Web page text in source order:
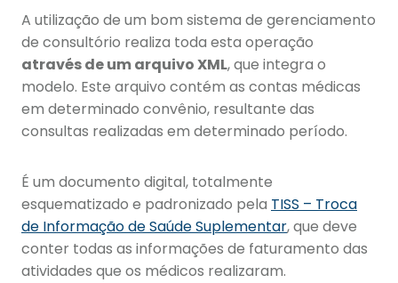
A utilização de um bom sistema de gerenciamento
de consultório realiza toda esta operação
através de um arquivo XML, que integra o
modelo. Este arquivo contém as contas médicas
em determinado convênio, resultante das
consultas realizadas em determinado período.
É um documento digital, totalmente
esquematizado e padronizado pela TISS – Troca
de Informação de Saúde Suplementar, que deve
conter todas as informações de faturamento das
atividades que os médicos realizaram.